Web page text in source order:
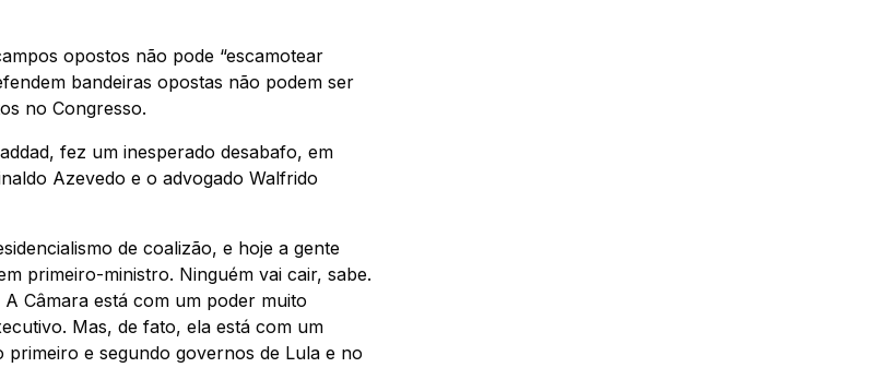
opostos não pode “escamotear
bandeiras opostas não podem ser
no Congresso.
fez um inesperado desabafo, em
Azevedo e o advogado Walfrido
de coalizão, e hoje a gente
primeiro-ministro. Ninguém vai cair, sabe.
Câmara está com um poder muito
Mas, de fato, ela está com um
primeiro e segundo governos de Lula e no